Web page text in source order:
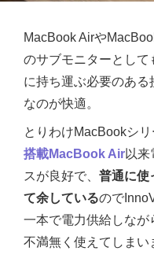
MacBook Airや
のサブモニターとし
に持ち運ぶ必要のあ
なのが快適。
とりわけMacBookシ
搭載MacBook Air以
スが良好で、 普通に使
て余しているので
一本で電力供給しなが
不満無く使えてしまい